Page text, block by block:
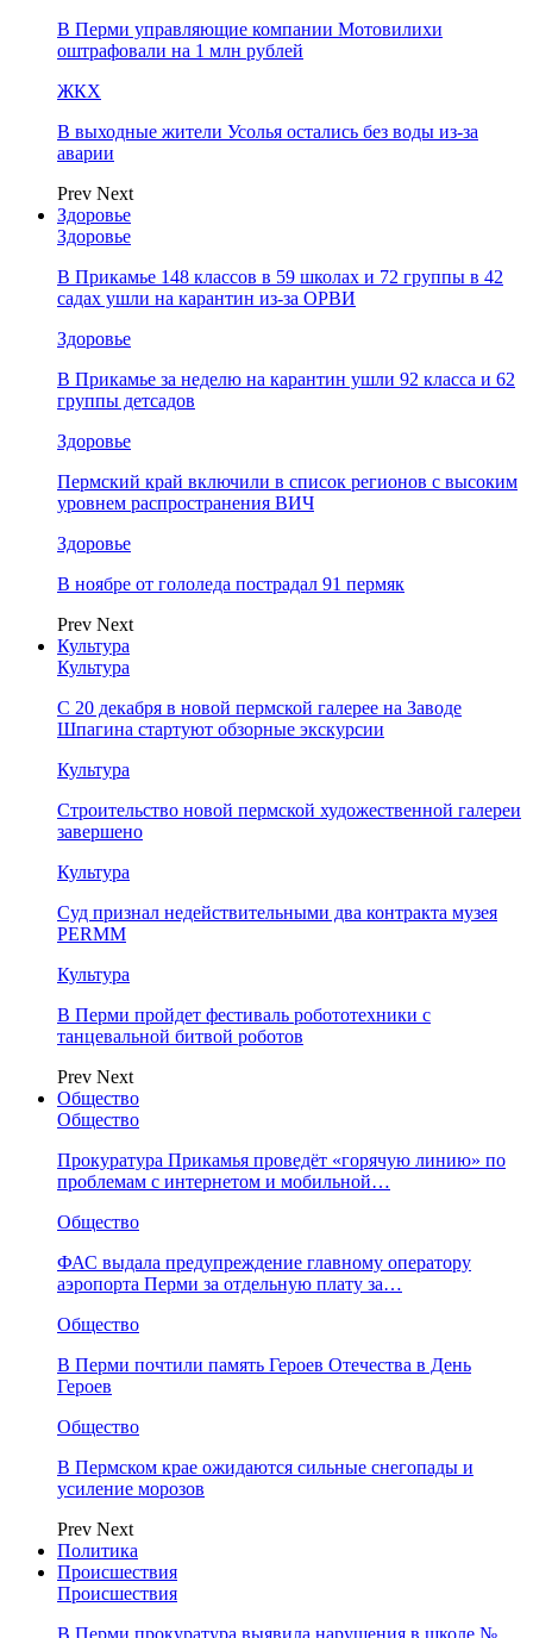
В Перми управляющие компании Мотовилихи
оштрафовали на 1 млн рублей
ЖКХ
В выходные жители Усолья остались без воды из-за
аварии
Prev Next
Здоровье
Здоровье
В Прикамье 148 классов в 59 школах и 72 группы в 42
садах ушли на карантин из-за ОРВИ
Здоровье
В Прикамье за неделю на карантин ушли 92 класса и 62
группы детсадов
Здоровье
Пермский край включили в список регионов с высоким
уровнем распространения ВИЧ
Здоровье
В ноябре от гололеда пострадал 91 пермяк
Prev Next
Культура
Культура
С 20 декабря в новой пермской галерее на Заводе
Шпагина стартуют обзорные экскурсии
Культура
Строительство новой пермской художественной галереи
завершено
Культура
Суд признал недействительными два контракта музея
PERMM
Культура
В Перми пройдет фестиваль робототехники с
танцевальной битвой роботов
Prev Next
Общество
Общество
Прокуратура Прикамья проведёт «горячую линию» по
проблемам с интернетом и мобильной…
Общество
ФАС выдала предупреждение главному оператору
аэропорта Перми за отдельную плату за…
Общество
В Перми почтили память Героев Отечества в День
Героев
Общество
В Пермском крае ожидаются сильные снегопады и
усиление морозов
Prev Next
Политика
Происшествия
Происшествия
В Перми прокуратура выявила нарушения в школе №